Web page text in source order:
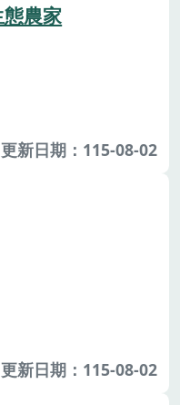
農家
更新日期：115-08-02
更新日期：115-08-02